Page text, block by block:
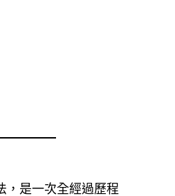
，是一次全經過歷程